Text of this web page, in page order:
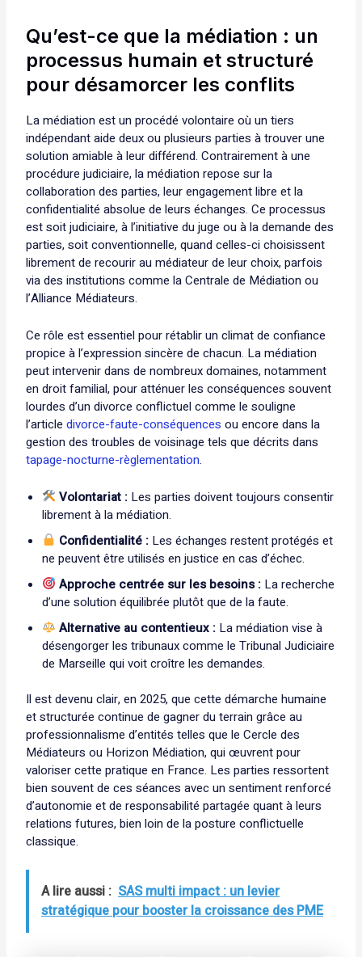
Qu’est-ce que la médiation : un
processus humain et structuré
pour désamorcer les conflits
La médiation est un procédé volontaire où un tiers
indépendant aide deux ou plusieurs parties à trouver une
solution amiable à leur différend. Contrairement à une
procédure judiciaire, la médiation repose sur la
collaboration des parties, leur engagement libre et la
confidentialité absolue de leurs échanges. Ce processus
est soit judiciaire, à l’initiative du juge ou à la demande des
parties, soit conventionnelle, quand celles-ci choisissent
librement de recourir au médiateur de leur choix, parfois
via des institutions comme la Centrale de Médiation ou
l’Alliance Médiateurs.
Ce rôle est essentiel pour rétablir un climat de confiance
propice à l’expression sincère de chacun. La médiation
peut intervenir dans de nombreux domaines, notamment
en droit familial, pour atténuer les conséquences souvent
lourdes d’un divorce conflictuel comme le souligne
l’articledivorce-faute-conséquences ou encore dans la
gestion des troubles de voisinage tels que décrits dans
tapage-nocturne-règlementation.
Volontariat : Les parties doivent toujours consentir
librement à la médiation.
Confidentialité : Les échanges restent protégés et
ne peuvent être utilisés en justice en cas d’échec.
Approche centrée sur les besoins : La recherche
d’une solution équilibrée plutôt que de la faute.
Alternative au contentieux : La médiation vise à
désengorger les tribunaux comme le Tribunal Judiciaire
de Marseille qui voit croître les demandes.
Il est devenu clair, en 2025, que cette démarche humaine
et structurée continue de gagner du terrain grâce au
professionnalisme d’entités telles que le Cercle des
Médiateurs ou Horizon Médiation, qui œuvrent pour
valoriser cette pratique en France. Les parties ressortent
bien souvent de ces séances avec un sentiment renforcé
d’autonomie et de responsabilité partagée quant à leurs
relations futures, bien loin de la posture conflictuelle
classique.
A lire aussi : SAS multi impact : un levier
stratégique pour booster la croissance des PME